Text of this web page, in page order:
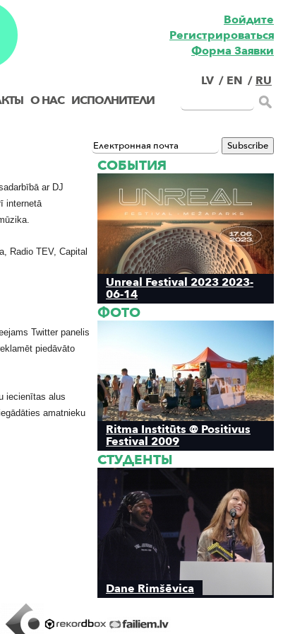
Войдите
Pегистрироваться
Форма Заявки
О НАС ИСПОЛНИТЕЛИ
LV / EN / RU
ar DJ
internetā
Radio TEV, Capital
Twitter panelis
piedāvāto
iecienītas alus
amatnieku
СОБЫТИЯ
Unreal Festival 2023 2023-
06-14
ФОТО
Ritma Institūts @ Positivus
Festival 2009
СТУДЕНТЫ
Dane Rimšēvica